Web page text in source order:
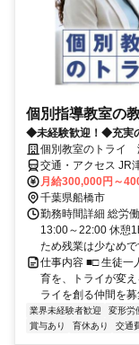
個別指導教室の
◆未経験歓迎！◆充実
個別教室のトライ
交通・アクセス JR
月給300,000円～
千葉県船橋市
勤務時間詳細 総労
13:00～22:00 休憩
ため残業は少なめで
仕事内容 ■□ 生徒一
育を、トライが変
ライを創る仲間を
業界未経験者歓迎 変形労
賞与あり
育休あり 交通